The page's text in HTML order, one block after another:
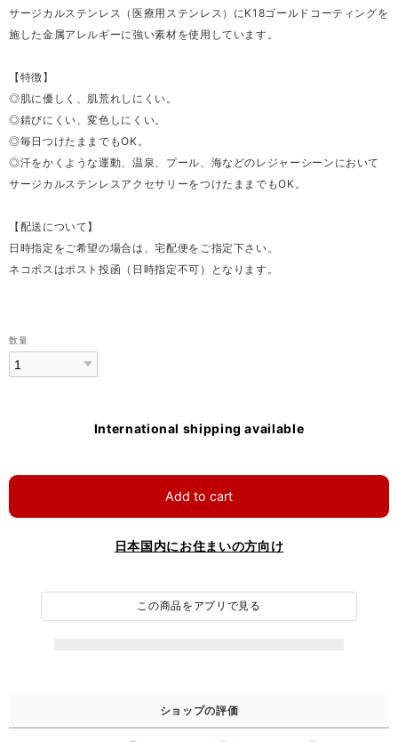
サージカルステンレス（医療用ステンレス）にK18ゴールドコーティングを
施した金属アレルギーに強い素材を使用しています。
【特徴】
◎肌に優しく、肌荒れしにくい。
◎錆びにくい、変色しにくい。
◎毎日つけたままでもOK。
◎汗をかくような運動、温泉、プール、海などのレジャーシーンにおいて
サージカルステンレスアクセサリーをつけたままでもOK。
【配送について】
日時指定をご希望の場合は、宅配便をご指定下さい。
ネコポスはポスト投函（日時指定不可）となります。
数量
International shipping available
Add to cart
日本国内にお住まいの方向け
この商品をアプリで見る
ショップの評価